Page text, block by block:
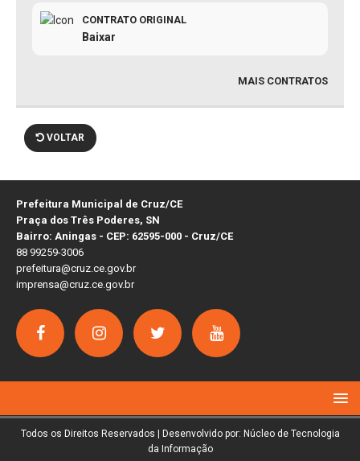
CONTRATO ORIGINAL
Baixar
MAIS CONTRATOS
VOLTAR
Prefeitura Municipal de Cruz/CE
Praça dos Três Poderes, SN
Bairro: Aningas - CEP: 62595-000 - Cruz/CE
88 99259-3006
prefeitura@cruz.ce.gov.br
imprensa@cruz.ce.gov.br
Todos os Direitos Reservados | Desenvolvido por: Núcleo de Tecnologia
da Informação